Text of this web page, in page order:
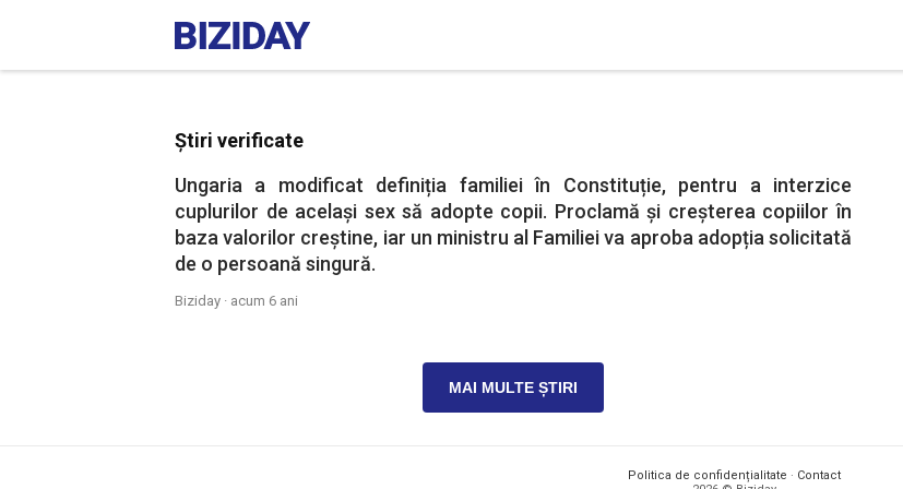
Știri verificate
Ungaria a modificat definiția familiei în Constituție, pentru a interzice
cuplurilor de același sex să adopte copii. Proclamă și creșterea copiilor în
baza valorilor creștine, iar un ministru al Familiei va aproba adopția solicitată
de o persoană singură.
Biziday · acum 6 ani
MAI MULTE ȘTIRI
Politica de confidențialitate · Contact